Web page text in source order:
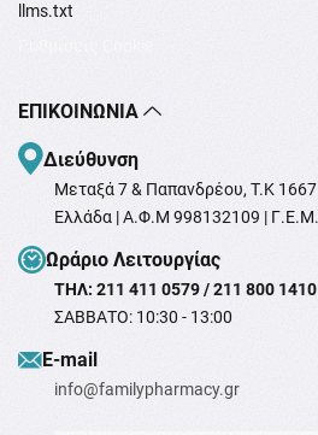
llms.txt
ΕΠΙΚΟΙΝΩΝΊΑ
Διεύθυνση
Μεταξά 7 & Παπανδρέου, T.K
Ελλάδα | Α.Φ.Μ 998132109 |
Ωράριο Λειτουργίας
ΤΗΛ: 211 411 0579 / 211 800 1410
ΣΑΒΒΑΤΟ: 10:30 - 13:00
Ε-mail
info@familypharmacy.gr